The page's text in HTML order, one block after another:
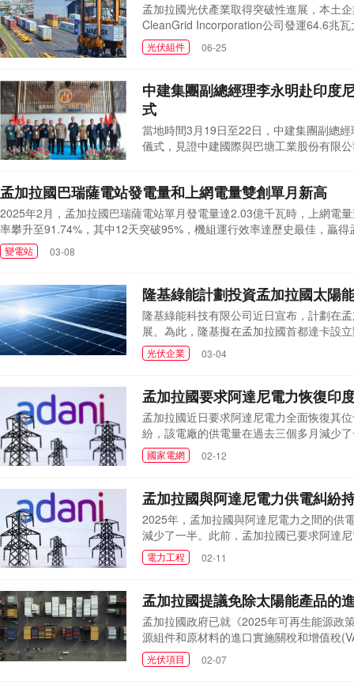
孟加拉國光伏產業取得突破性進展，本土
CleanGrid Incorporation公司發運64.6兆
國。Radiant Alliance位于達卡附近阿蘇利
瓦至200瓦。公司首席執行官Masudur
光伏組件 06-25
中建集團副總經理李永明赴印度
式
當地時間3月19日至22日，中建集團副總
儀式，見證中建國際與巴塘工業股份有限
時間3月20日，李永明...
孟加拉國巴瑞薩電站發電量和上網電量雙創單月新高
2025年2月，孟加拉國巴瑞薩電站單月發電量達2.03億千瓦時，上網電
率攀升至91.74%，其中12天突破95%，機組運行效率達歷史最佳，贏
度要求，巴瑞薩發電公司堅持精細管理、科學調度。機組首次小修后，
持續攀升，項目團隊緊抓日常運維和燃料保供等關鍵...
變電站 03-08
隆基綠能計劃投資孟加拉國太陽
隆基綠能科技有限公司近日宣布，計劃在
展。為此，隆基擬在孟加拉國首都達卡設
中，隆基高管展示了公司先進的太陽能技
基計劃向孟加拉國供應高效太陽能組件，
光伏企業 03-04
孟加拉國要求阿達尼電力恢復印
孟加拉國近日要求阿達尼電力全面恢復其
紛，該電廠的供電量在過去三個多月減少
通過位于印度賈坎德邦的20億美元電廠向
門為孟加拉國提供電力。由于孟加拉國面
國家電網 02-12
孟加拉國與阿達尼電力供電糾紛
2025年，孟加拉國與阿達尼電力之間的供
減少了一半。此前，孟加拉國已要求阿達
年在前總理謝赫·哈西娜的領導下簽署了
向孟加拉國供應電力。該電廠擁有兩臺機
電力工程 02-11
孟加拉國提議免除太陽能產品的
孟加拉國政府已就《2025年可再生能源政
源組件和原材料的進口實施關稅和增值稅
定，所有進口貨物需經過一家由政府指定
多外國資本流入，草案明確指出，外國投
光伏項目 02-07